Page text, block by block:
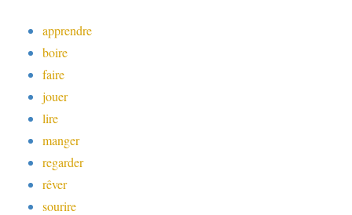
apprendre
boire
faire
jouer
lire
manger
regarder
rêver
sourire